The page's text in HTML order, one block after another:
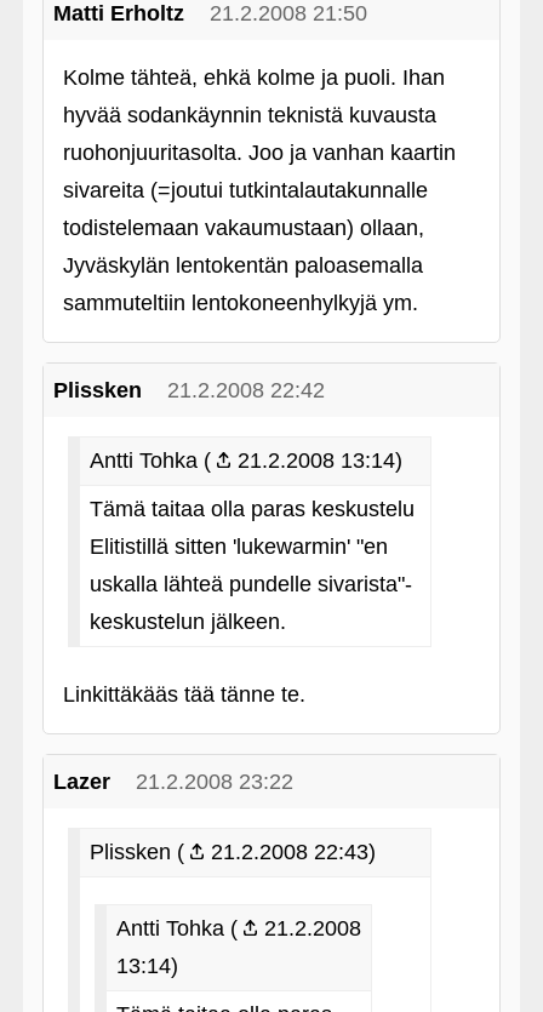
Matti Erholtz 21.2.2008 21:50
Kolme tähteä, ehkä kolme ja puoli. Ihan
hyvää sodankäynnin teknistä kuvausta
ruohonjuuritasolta. Joo ja vanhan kaartin
sivareita (=joutui tutkintalautakunnalle
todistelemaan vakaumustaan) ollaan,
Jyväskylän lentokentän paloasemalla
sammuteltiin lentokoneenhylkyjä ym.
Plissken 21.2.2008 22:42
Antti Tohka (
21.2.2008 13:14)
Tämä taitaa olla paras keskustelu
Elitistillä sitten 'lukewarmin' "en
uskalla lähteä pundelle sivarista"-
keskustelun jälkeen.
Linkittäkääs tää tänne te.
Lazer 21.2.2008 23:22
Plissken ( 21.2.2008 22:43)
Antti Tohka (
21.2.2008
13:14)